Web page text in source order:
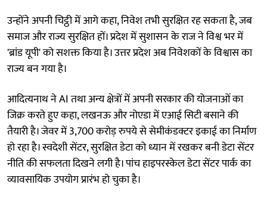
उन्होंने अपनी चिट्ठी में आगे कहा, निवेश तभी सुरक्षित रह सकता है, जब
समाज और राज्य सुरक्षित हों। प्रदेश में सुशासन के राज ने विश्व भर में
'ब्रांड यूपी' को सशक्त किया है। उत्तर प्रदेश अब निवेशकों के विश्वास का
राज्य बन गया है।
आदित्यनाथ ने AI तथा अन्य क्षेत्रों में अपनी सरकार की योजनाओं का
जिक्र करते हुए कहा, लखनऊ और नोएडा में एआई सिटी बसाने की
तैयारी है। जेवर में 3,700 करोड़ रुपये से सेमीकंडक्टर इकाई का निर्माण
हो रहा है। स्वदेशी सेंटर, सुरक्षित डेटा को ध्यान में रखकर बनी डेटा सेंटर
नीति की सफलता दिखने लगी है। पांच हाइपरस्केल डेटा सेंटर पार्क का
व्यावसायिक उपयोग प्रारंभ हो चुका है।